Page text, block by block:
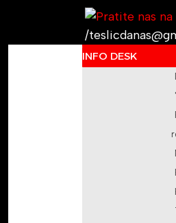
/
INFO DESK